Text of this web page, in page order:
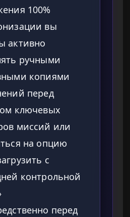
100%
вы
активно
ручными
копиями
перед
ключевых
миссий или
на опцию
с
контрольной
перед